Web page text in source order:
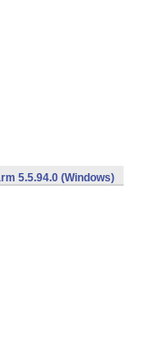
5.5.94.0 (Windows)